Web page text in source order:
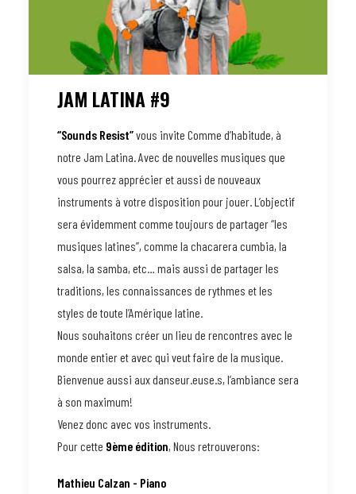
JAM LATINA #9
“Sounds Resist”vous invite Comme d’habitude, à
notre Jam Latina. Avec de nouvelles musiques que
vous pourrez apprécier et aussi de nouveaux
instruments à votre disposition pour jouer. L’objectif
sera évidemment comme toujours de partager “les
musiques latines”, comme la chacarera cumbia, la
salsa, la samba, etc… mais aussi de partager les
traditions, les connaissances de rythmes et les
styles de toute l’Amérique latine.
Nous souhaitons créer un lieu de rencontres avec le
monde entier et avec qui veut faire de la musique.
Bienvenue aussi aux danseur.euse.s, l’ambiance sera
à son maximum!
Venez donc avec vos instruments.
Pour cette 9ème édition, Nous retrouverons:
Mathieu Calzan - Piano